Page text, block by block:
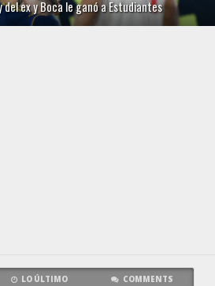
ex y Boca le ganó a Estudiantes
LO ÚLTIMO COMMENTS